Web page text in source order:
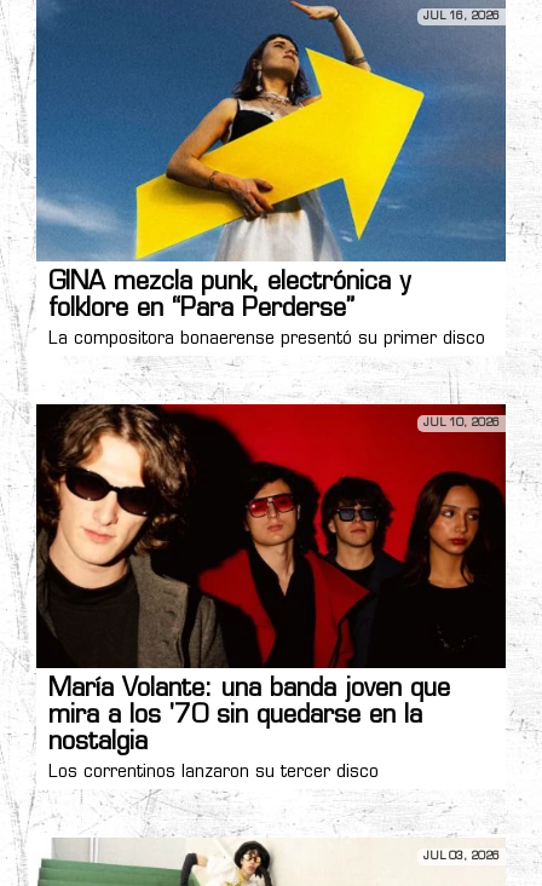
JUL 16, 2026
GINA mezcla punk, electrónica y
folklore en “Para Perderse”
La compositora bonaerense presentó su primer disco
JUL 10, 2026
María Volante: una banda joven que
mira a los '70 sin quedarse en la
nostalgia
Los correntinos lanzaron su tercer disco
JUL 03, 2026